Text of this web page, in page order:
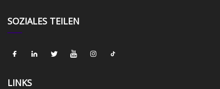
SOZIALES TEILEN
LINKS